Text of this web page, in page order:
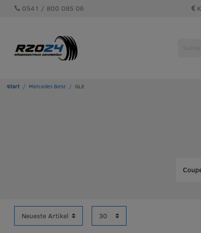
0541 / 800 085 06
Mercedes Benz GLE